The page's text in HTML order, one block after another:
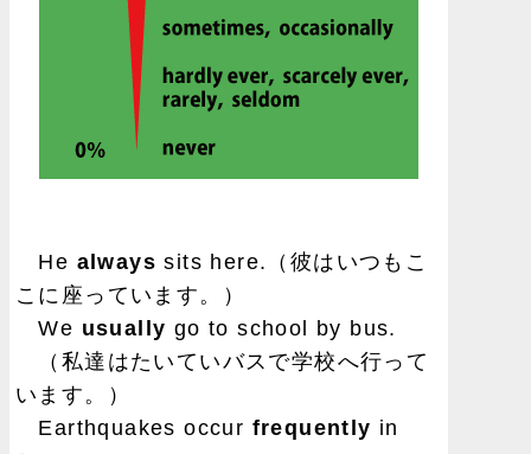
He always sits here.（彼はいつもこ
こに座っています。）
We usually go to school by bus.
（私達はたいていバスで学校へ行って
います。）
Earthquakes occur frequently in